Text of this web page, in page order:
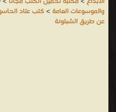
من كتب عتاد الحاسوب - مكتبة
والموسوعات العامة>كتب عتاد
عن طريق الشبلونة